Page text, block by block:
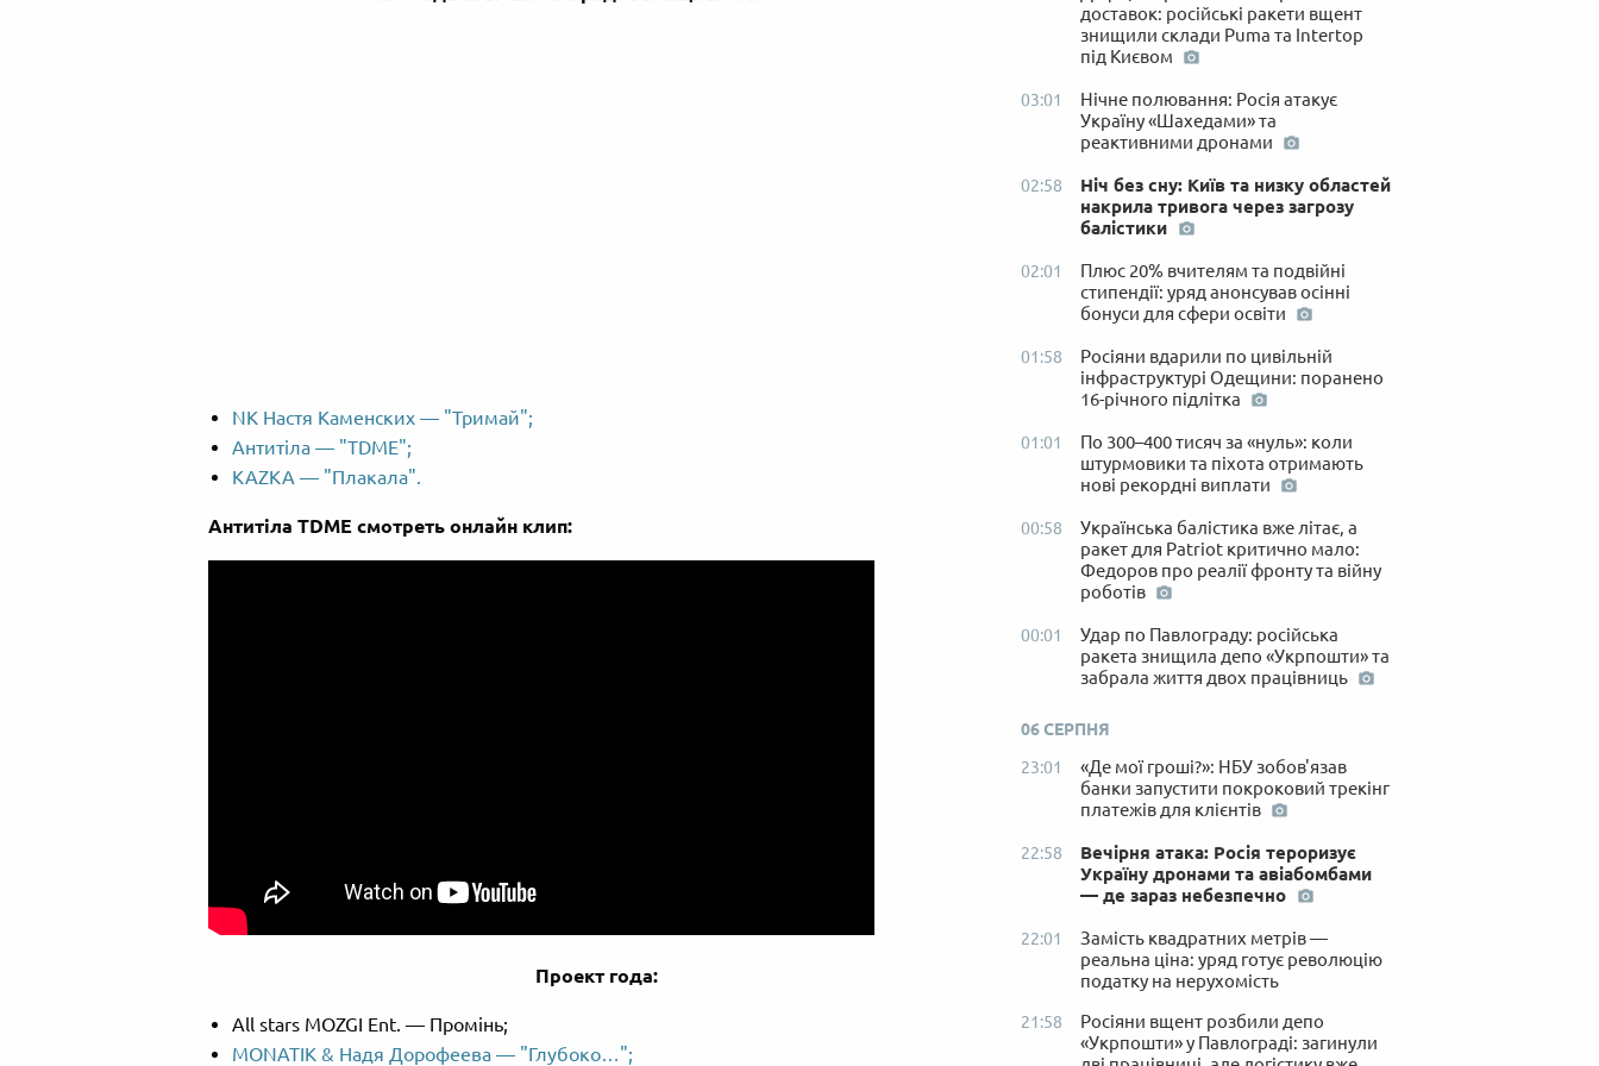
NK Настя Каменских — "Тримай";
Антитіла — "TDME";
KAZKA — "Плакала".
Антитіла TDME смотреть онлайн клип:
Проект года:
All stars MOZGI Ent. — Промінь;
MONATIK & Надя Дорофеева — "Глубоко…";
доставок: російські ракети вщент
знищили склади Puma та Intertop
під Києвом
03:01
Нічне полювання: Росія атакує
Україну «Шахедами» та
реактивними дронами
02:58
Ніч без сну: Київ та низку областей
накрила тривога через загрозу
балістики
02:01
Плюс 20% вчителям та подвійні
стипендії: уряд анонсував осінні
бонуси для сфери освіти
01:58
Росіяни вдарили по цивільній
інфраструктурі Одещини: поранено
16-річного підлітка
01:01
По 300–400 тисяч за «нуль»: коли
штурмовики та піхота отримають
нові рекордні виплати
00:58
Українська балістика вже літає, а
ракет для Patriot критично мало:
Федоров про реалії фронту та війну
роботів
00:01
Удар по Павлограду: російська
ракета знищила депо «Укрпошти» та
забрала життя двох працівниць
06 СЕРПНЯ
23:01
«Де мої гроші?»: НБУ зобов'язав
банки запустити покроковий трекінг
платежів для клієнтів
22:58
Вечірня атака: Росія тероризує
Україну дронами та авіабомбами
— де зараз небезпечно
22:01
Замість квадратних метрів —
реальна ціна: уряд готує революцію
податку на нерухомість
21:58
Росіяни вщент розбили депо
«Укрпошти» у Павлограді: загинули